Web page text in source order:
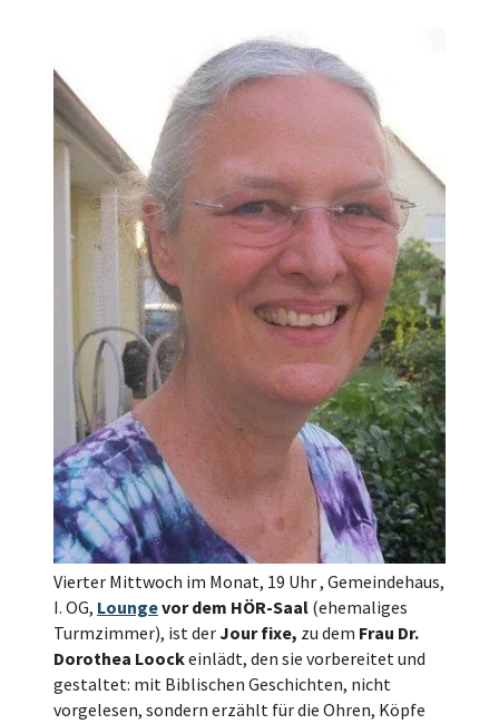
Vierter Mittwoch im Monat, 19 Uhr , Gemeindehaus,
I. OG, Loungevor dem HÖR-Saal (ehemaliges
Turmzimmer), ist derJour fixe, zu dem Frau Dr.
Dorothea Loockeinlädt, den sie vorbereitet und
gestaltet: mit Biblischen Geschichten, nicht
vorgelesen, sondern erzählt für die Ohren, Köpfe